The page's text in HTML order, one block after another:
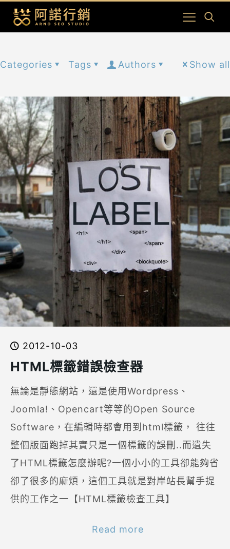
Categories Tags Authors Show all
2012-10-03
HTML標籤錯誤檢查器
無論是靜態網站，還是使用Wordpress、
Joomla!、Opencart等等的Open Source
Software，在編輯時都會用到html標籤， 往往
整個版面跑掉其實只是一個標籤的誤刪..而遺失
了HTML標籤怎麼辦呢?一個小小的工具卻能夠省
卻了很多的麻煩，這個工具就是對岸站長幫手提
供的工作之一【HTML標籤檢查工具】
Read more